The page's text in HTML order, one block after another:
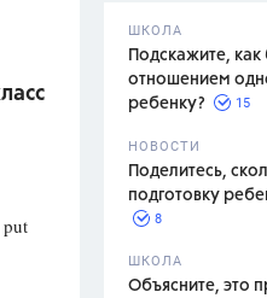
ШКОЛА
Подскажите,
отношением
ребенку?
15
НОВОСТИ
Поделитесь,
подготовку
8
ШКОЛА
Объясните, это